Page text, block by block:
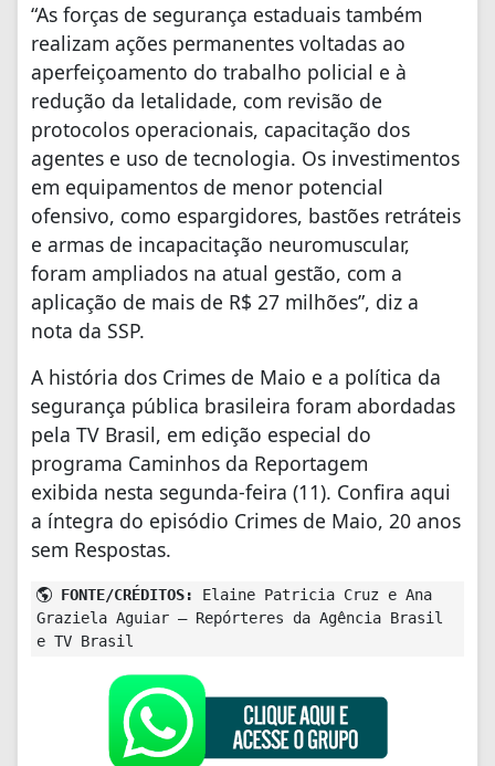
“As forças de segurança estaduais também
realizam ações permanentes voltadas ao
aperfeiçoamento do trabalho policial e à
redução da letalidade, com revisão de
protocolos operacionais, capacitação dos
agentes e uso de tecnologia. Os investimentos
em equipamentos de menor potencial
ofensivo, como espargidores, bastões retráteis
e armas de incapacitação neuromuscular,
foram ampliados na atual gestão, com a
aplicação de mais de R$ 27 milhões”, diz a
nota da SSP.
A história dos Crimes de Maio e a política da
segurança pública brasileira foram abordadas
pela TV Brasil, em edição especial do
programa Caminhos da Reportagem
exibida nesta segunda-feira (11). Confira aqui
a íntegra do episódio Crimes de Maio, 20 anos
sem Respostas.
FONTE/CRÉDITOS:
Elaine Patricia Cruz e Ana
Graziela Aguiar – Repórteres da Agência Brasil
e TV Brasil